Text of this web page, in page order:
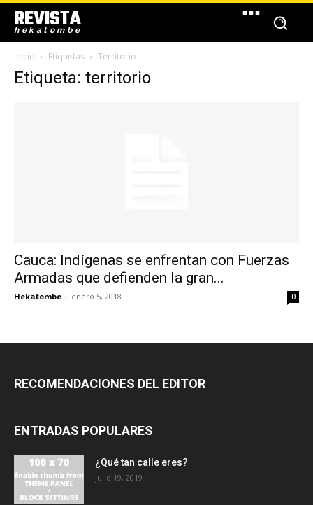
REVISTA
hekatombe
Inicio Etiquetas Territorio
Etiqueta: territorio
Cauca: Indígenas se enfrentan con Fuerzas
Armadas que defienden la gran...
Hekatombe - enero 5, 2018 0
RECOMENDACIONES DEL EDITOR
ENTRADAS POPULARES
¿Qué tan calle eres?
julio 19, 2019